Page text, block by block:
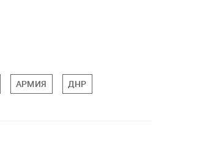
АРМИЯ ДНР